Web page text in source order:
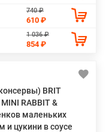
740 ₽
610 ₽
1 036 ₽
854 ₽
BRIT
RABBIT &
маленьких
и цукини в соусе